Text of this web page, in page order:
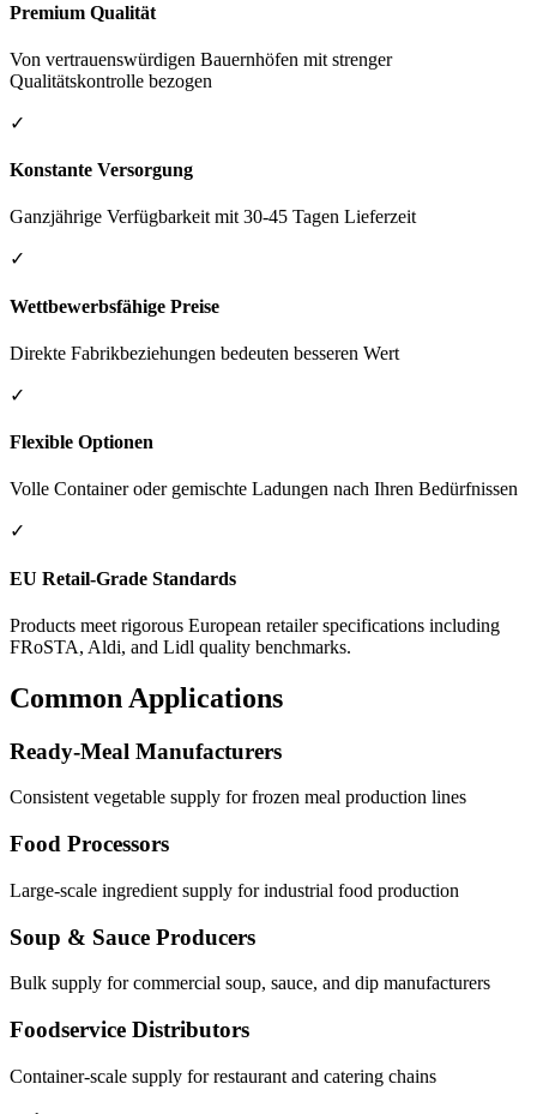
Premium Qualität
Von vertrauenswürdigen Bauernhöfen mit strenger
Qualitätskontrolle bezogen
✓
Konstante Versorgung
Ganzjährige Verfügbarkeit mit 30-45 Tagen Lieferzeit
✓
Wettbewerbsfähige Preise
Direkte Fabrikbeziehungen bedeuten besseren Wert
✓
Flexible Optionen
Volle Container oder gemischte Ladungen nach Ihren Bedürfnissen
✓
EU Retail-Grade Standards
Products meet rigorous European retailer specifications including
FRoSTA, Aldi, and Lidl quality benchmarks.
Common Applications
Ready-Meal Manufacturers
Consistent vegetable supply for frozen meal production lines
Food Processors
Large-scale ingredient supply for industrial food production
Soup & Sauce Producers
Bulk supply for commercial soup, sauce, and dip manufacturers
Foodservice Distributors
Container-scale supply for restaurant and catering chains